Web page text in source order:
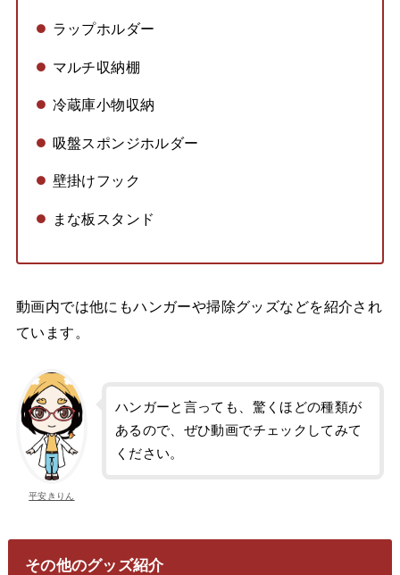
ラップホルダー
マルチ収納棚
冷蔵庫小物収納
吸盤スポンジホルダー
壁掛けフック
まな板スタンド
動画内では他にもハンガーや掃除グッズなどを紹介され
ています。
平安きりん
ハンガーと言っても、驚くほどの種類が
あるので、ぜひ動画でチェックしてみて
ください。
その他のグッズ紹介